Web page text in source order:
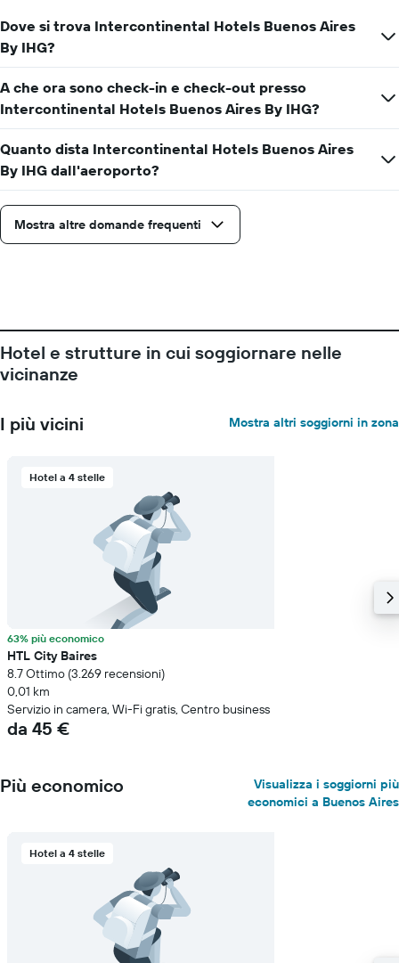
di
giorni
prima
del
soggiorno
Il
grafico
ha
1
asse
indicare
il
camera
Dove si trova Intercontinental Hotels Buenos Aires
By IHG?
A che ora sono check-in e check-out presso
Intercontinental Hotels Buenos Aires By IHG?
Quanto dista Intercontinental Hotels Buenos Aires
By IHG dall'aeroporto?
Mostra altre domande frequenti
Hotel e strutture in cui soggiornare nelle
vicinanze
I più vicini Mostra altri soggiorni in zona
Hotel a 4 stelle
63% più economico
HTL City Baires
8.7 Ottimo (3.269 recensioni)
0,01 km
Servizio in camera, Wi-Fi gratis, Centro business
da 45 €
Più economico
Visualizza i soggiorni più
economici a Buenos Aires
Hotel a 4 stelle